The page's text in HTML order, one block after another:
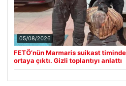
05/08/2026
FETÖ’nün Marmaris suikast
ortaya çıktı. Gizli toplantıyı anlattı